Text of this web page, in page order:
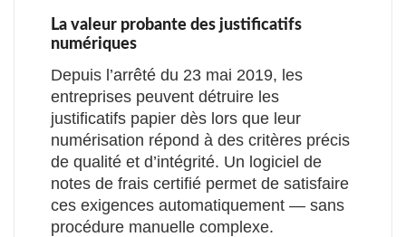
La valeur probante des justificatifs
numériques
Depuis l’arrêté du 23 mai 2019, les
entreprises peuvent détruire les
justificatifs papier dès lors que leur
numérisation répond à des critères précis
de qualité et d’intégrité. Un logiciel de
notes de frais certifié permet de satisfaire
ces exigences automatiquement — sans
procédure manuelle complexe.